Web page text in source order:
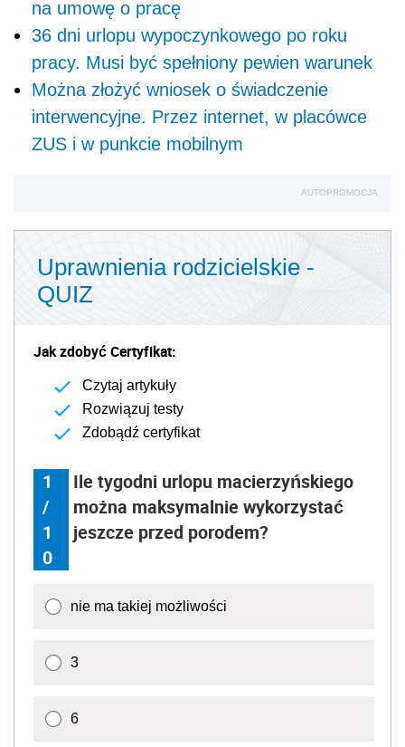
na umowę o pracę
36 dni urlopu wypoczynkowego po roku
pracy. Musi być spełniony pewien warunek
Można złożyć wniosek o świadczenie
interwencyjne. Przez internet, w placówce
ZUS i w punkcie mobilnym
AUTOPROMOCJA
Uprawnienia rodzicielskie -
QUIZ
Jak zdobyć Certyfikat:
Czytaj artykuły
Rozwiązuj testy
Zdobądź certyfikat
1
/
1
0
Ile tygodni urlopu macierzyńskiego
można maksymalnie wykorzystać
jeszcze przed porodem?
nie ma takiej możliwości
3
6